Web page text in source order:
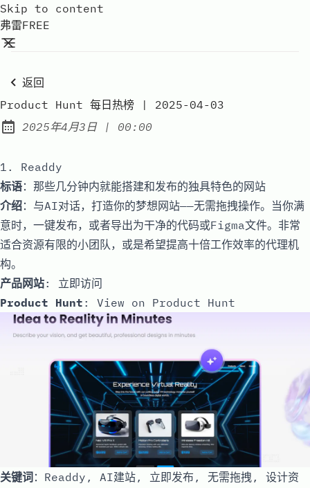
Skip to content
弗雷FREE
返回
Product Hunt 每日热榜 | 2025-04-03
Published:
2025年4月3日| at
00:00
1. Readdy
标语：那些几分钟内就能搭建和发布的独具特色的网站
介绍：与AI对话，打造你的梦想网站——无需拖拽操作。当你满
意时，一键发布，或者导出为干净的代码或Figma文件。非常
适合资源有限的小团队，或是希望提高十倍工作效率的代理机
构。
产品网站: 立即访问
Product Hunt : View on Product Hunt
关键词：Readdy, AI建站, 立即发布, 无需拖拽, 设计资